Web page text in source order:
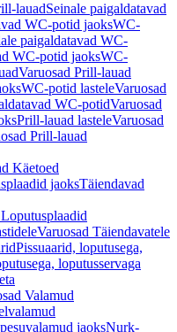
lauadSeinale paigaldatavad
WC-potid jaoksWC-
paigaldatavad WC-
WC-potid jaoksWC-
Varuosad Prill-lauad
WC-potid lasteleVaruosad
WC-potidVaruosad
Prill-lauad lasteleVaruosad
Prill-lauad
Käetoed
jaoksTäiendavad
Varuosad Täiendavatele
Pissuaarid, loputusega,
loputusservaga
Valamud
jaoksNurk-